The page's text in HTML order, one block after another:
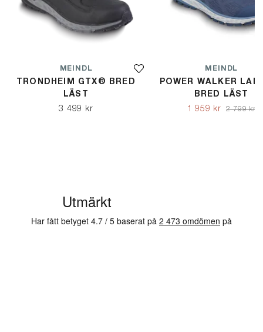
MEINDL
TRONDHEIM GTX® BRED
LÄST
3 499 kr
MEINDL
POWER WALKER
BRED LÄST
1 959 kr
2 799 kr